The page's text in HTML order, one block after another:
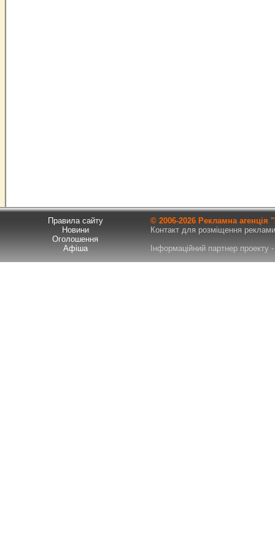
Правила сайту
Новини
Оголошення
Афіша
© 2006-2026 Рекламна
Контакт для розміщення
Інформаційний партнер проекту